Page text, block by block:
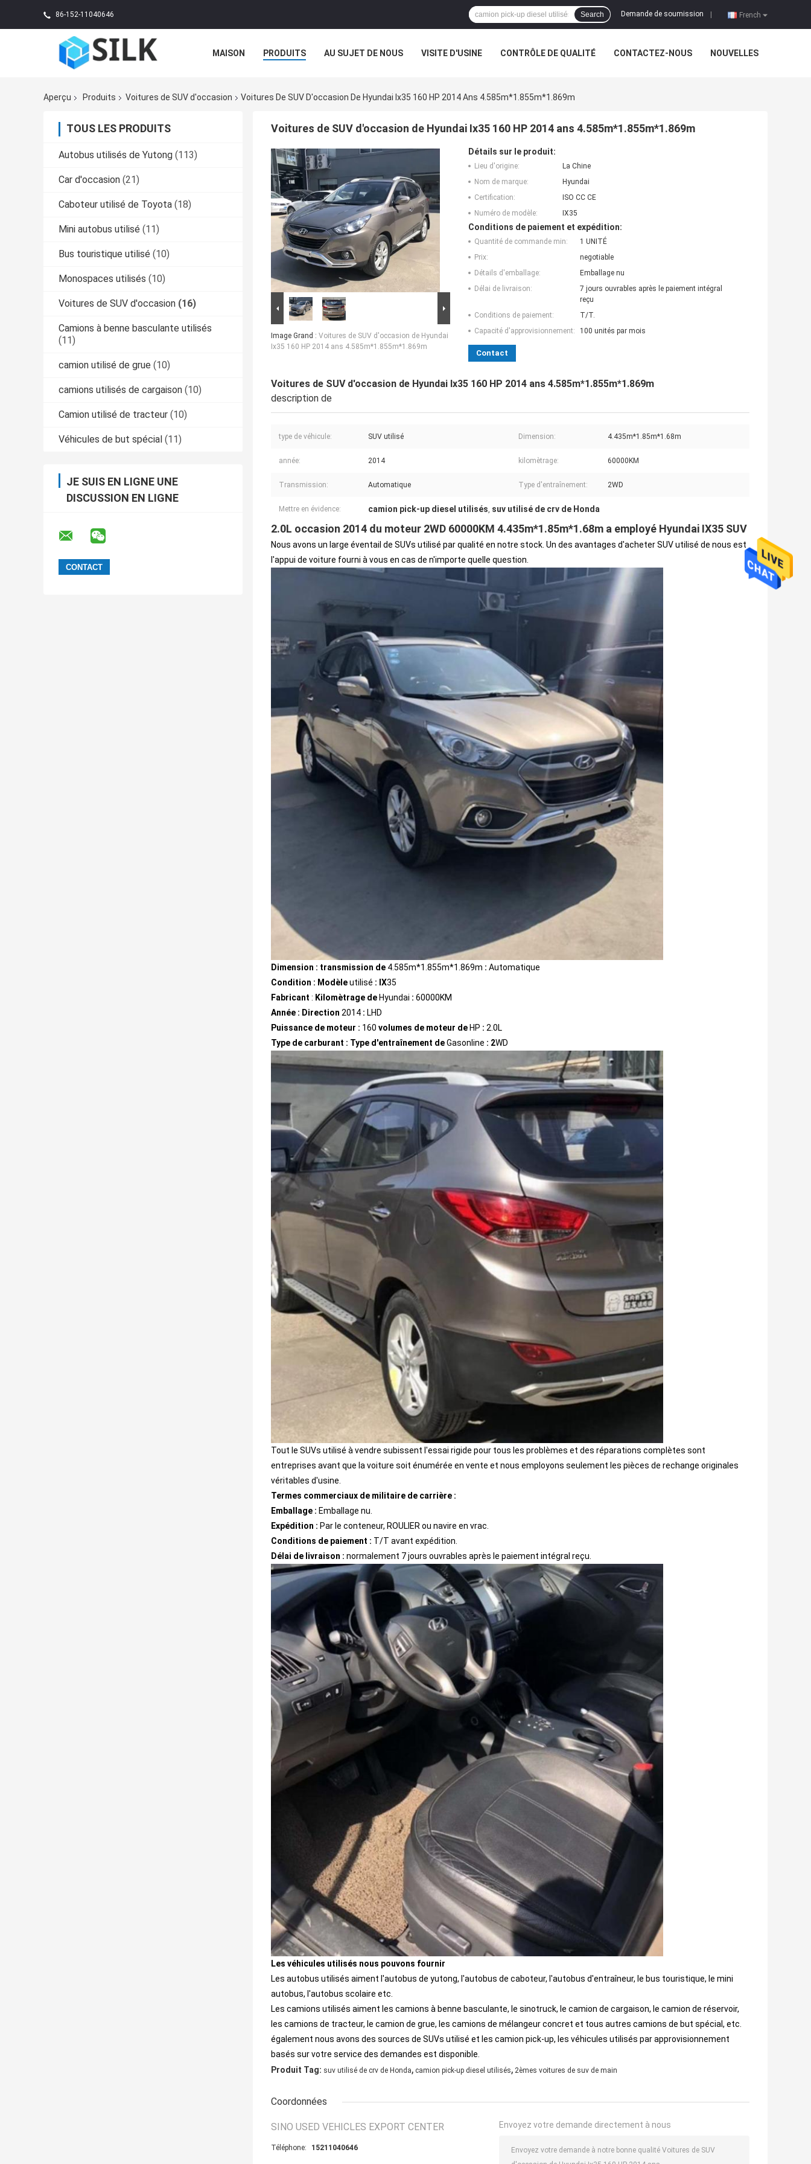
86-152-11040646 French
Demande de soumission
Search
MAISON PRODUITS AU SUJET DE NOUS VISITE D'USINE CONTRÔLE DE QUALITÉ CONTACTEZ-NOUS NOUVELLES
Aperçu Produits Voitures de SUV d'occasion Voitures De SUV D'occasion De Hyundai Ix35 160 HP 2014 Ans 4.585m*1.855m*1.869m
TOUS LES PRODUITS
Autobus utilisés de Yutong (113)
Car d'occasion (21)
Caboteur utilisé de Toyota (18)
Mini autobus utilisé (11)
Bus touristique utilisé (10)
Monospaces utilisés (10)
Voitures de SUV d'occasion (16)
Camions à benne basculante utilisés
(11)
camion utilisé de grue (10)
camions utilisés de cargaison (10)
Camion utilisé de tracteur (10)
Véhicules de but spécial (11)
JE SUIS EN LIGNE UNE
DISCUSSION EN LIGNE
Voitures de SUV d'occasion de Hyundai Ix35 160 HP 2014 ans 4.585m*1.855m*1.869m
Image Grand : Voitures de SUV d'occasion de Hyundai
Ix35 160 HP 2014 ans 4.585m*1.855m*1.869m
Détails sur le produit:
Lieu d'origine:
La Chine
Nom de marque:
Hyundai
Certification:
ISO CC CE
Numéro de modèle:
IX35
Conditions de paiement et expédition:
Quantité de commande min:
1 UNITÉ
Prix:
negotiable
Détails d'emballage:
Emballage nu
Délai de livraison:
7 jours ouvrables après le paiement intégral
reçu
Conditions de paiement:
T/T.
Capacité d'approvisionnement:
100 unités par mois
Contact
Voitures de SUV d'occasion de Hyundai Ix35 160 HP 2014 ans 4.585m*1.855m*1.869m
description de
type de véhicule: SUV utilisé Dimension: 4.435m*1.85m*1.68m
année: 2014 kilomètrage: 60000KM
Transmission: Automatique Type d'entraînement: 2WD
Mettre en évidence: camion pick-up diesel utilisés, suv utilisé de crv de Honda
2.0L occasion 2014 du moteur 2WD 60000KM 4.435m*1.85m*1.68m a employé Hyundai IX35 SUV
Nous avons un large éventail de SUVs utilisé par qualité en notre stock. Un des avantages d'acheter SUV utilisé de nous est
l'appui de voiture fourni à vous en cas de n'importe quelle question.
Dimension : transmission de 4.585m*1.855m*1.869m : Automatique
Condition : Modèleutilisé : IX35
Fabricant : Kilomètrage de Hyundai : 60000KM
Année : Direction 2014 : LHD
Puissance de moteur : 160 volumes de moteur de HP : 2.0L
Type de carburant : Type d'entraînement deGasonline : 2WD
Tout le SUVs utilisé à vendre subissent l'essai rigide pour tous les problèmes et des réparations complètes sont
entreprises avant que la voiture soit énumérée en vente et nous employons seulement les pièces de rechange originales
véritables d'usine.
Termes commerciaux de militaire de carrière :
Emballage : Emballage nu.
Expédition : Par le conteneur, ROULIER ou navire en vrac.
Conditions de paiement : T/T avant expédition.
Délai de livraison : normalement 7 jours ouvrables après le paiement intégral reçu.
Les véhicules utilisés nous pouvons fournir
Les autobus utilisés aiment l'autobus de yutong, l'autobus de caboteur, l'autobus d'entraîneur, le bus touristique, le mini
autobus, l'autobus scolaire etc.
Les camions utilisés aiment les camions à benne basculante, le sinotruck, le camion de cargaison, le camion de réservoir,
les camions de tracteur, le camion de grue, les camions de mélangeur concret et tous autres camions de but spécial, etc.
également nous avons des sources de SUVs utilisé et les camion pick-up, les véhicules utilisés par approvisionnement
basés sur votre service des demandes est disponible.
Produit Tag: suv utilisé de crv de Honda, camion pick-up diesel utilisés, 2èmes voitures de suv de main
Coordonnées
SINO USED VEHICLES EXPORT CENTER
Téléphone: 15211040646
Envoyez votre demande directement à nous
Laisser un message
Nous vous rappellerons bientôt!
CONTINUER